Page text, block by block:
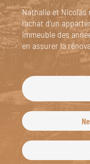
Nathalie et
l’achat d’un
immeuble des
en assurer la